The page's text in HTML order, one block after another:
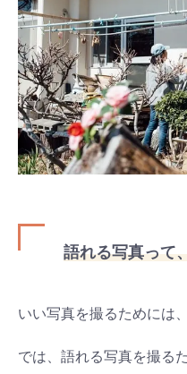
語れる写真って
いい写真を撮るためには
では、語れる写真を撮る